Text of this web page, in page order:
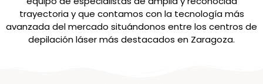
trayectoria y que contamos con la tecnología más
avanzada del mercado situándonos entre los centros de
depilación láser más destacados en Zaragoza.